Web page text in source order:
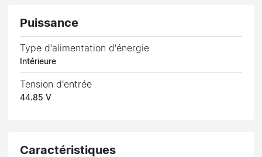
Puissance
Type d'alimentation d'énergie
Intérieure
Tension d'entrée
44.85 V
Caractéristiques